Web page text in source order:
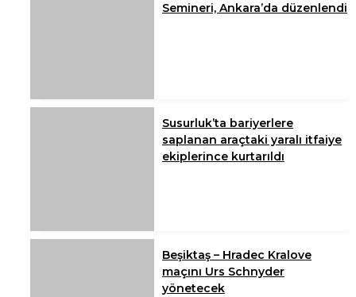
Semineri, Ankara’da düzenlendi
Susurluk’ta bariyerlere
saplanan araçtaki yaralı itfaiye
ekiplerince kurtarıldı
Beşiktaş – Hradec Kralove
maçını Urs Schnyder
yönetecek